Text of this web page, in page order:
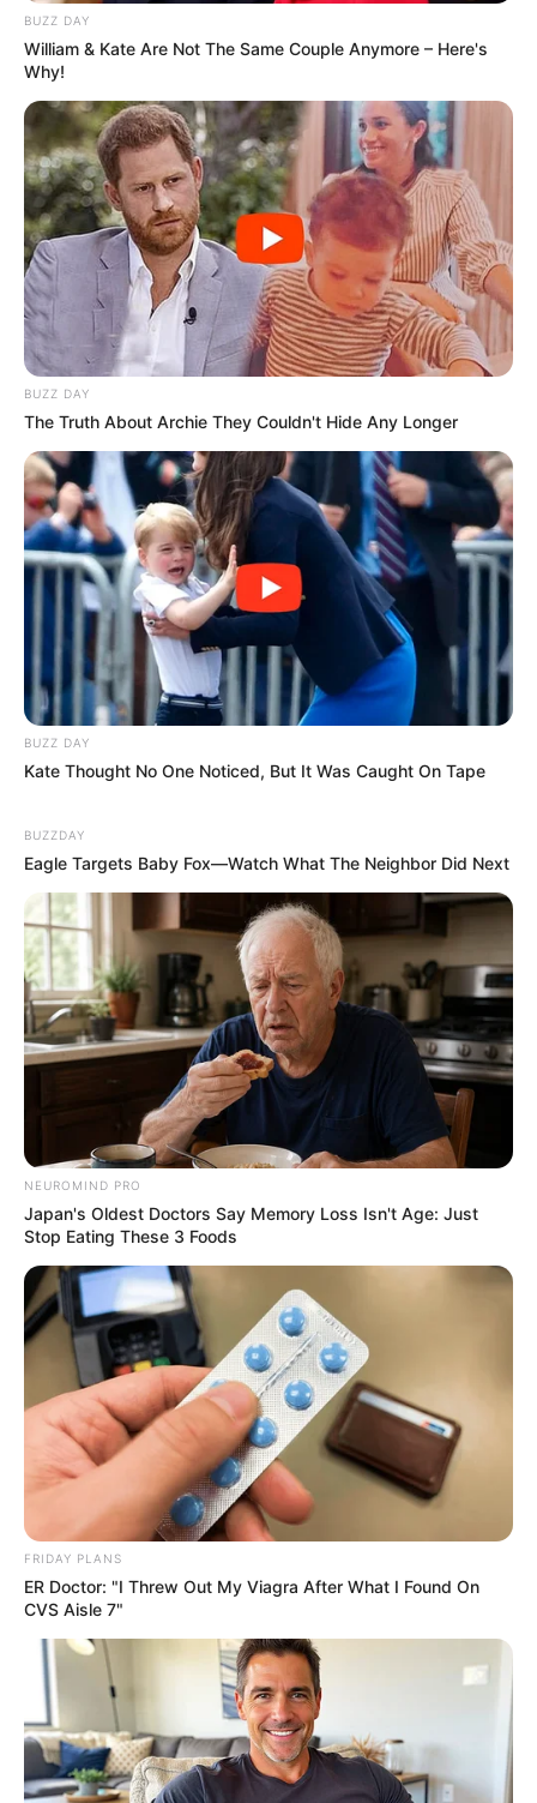
BUZZ DAY
William & Kate Are Not The Same Couple Anymore – Here's
Why!
BUZZ DAY
The Truth About Archie They Couldn't Hide Any Longer
BUZZ DAY
Kate Thought No One Noticed, But It Was Caught On Tape
BUZZDAY
Eagle Targets Baby Fox—Watch What The Neighbor Did Next
NEUROMIND PRO
Japan's Oldest Doctors Say Memory Loss Isn't Age: Just
Stop Eating These 3 Foods
FRIDAY PLANS
ER Doctor: "I Threw Out My Viagra After What I Found On
CVS Aisle 7"